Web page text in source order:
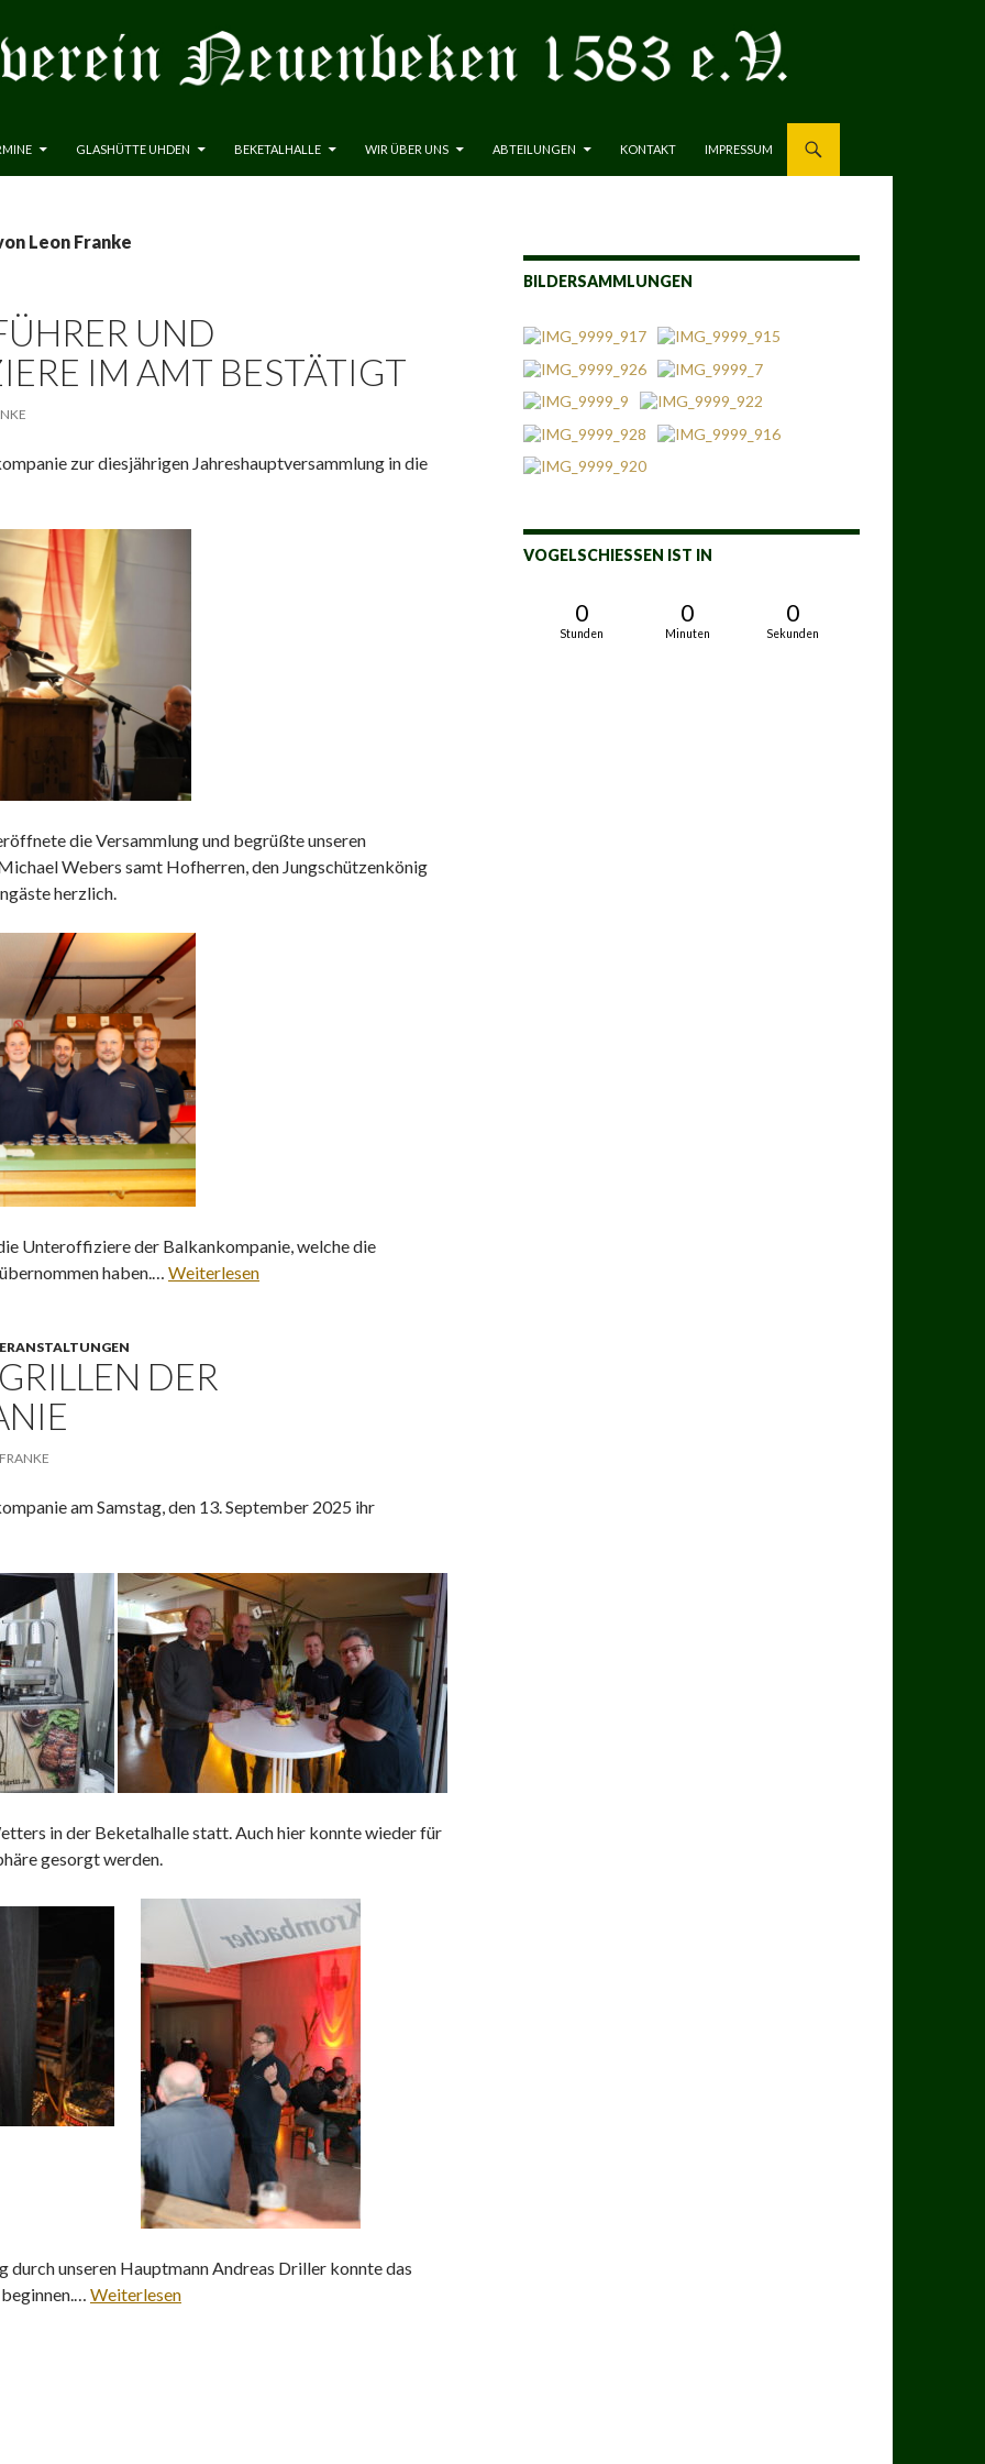
GLASHÜTTE UHDEN BEKETALHALLE WIR ÜBER UNS ABTEILUNGEN KONTAKT IMPRESSUM
Leon Franke
UND
IM AMT BESTÄTIGT
zur diesjährigen Jahreshauptversammlung in die
die Versammlung und begrüßte unseren
Webers samt Hofherren, den Jungschützenkönig
herzlich.
Unteroffiziere der Balkankompanie, welche die
haben.… Weiterlesen
DER
am Samstag, den 13. September 2025 ihr
in der Beketalhalle statt. Auch hier konnte wieder für
gesorgt werden.
durch unseren Hauptmann Andreas Driller konnte das
Weiterlesen
BILDERSAMMLUNGEN
VOGELSCHIESSEN IST IN
0
Stunden
0
Minuten
0
Sekunden